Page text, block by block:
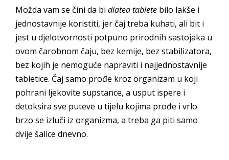
Možda vam se čini da bi diatea tablete bilo lakše i
jednostavnije koristiti, jer čaj treba kuhati, ali bit i
jest u djelotvornosti potpuno prirodnih sastojaka u
ovom čarobnom čaju, bez kemije, bez stabilizatora,
bez kojih je nemoguće napraviti i najjednostavnije
tabletice. Čaj samo prođe kroz organizam u koji
pohrani ljekovite supstance, a usput ispere i
detoksira sve puteve u tijelu kojima prođe i vrlo
brzo se izluči iz organizma, a treba ga piti samo
dvije šalice dnevno.